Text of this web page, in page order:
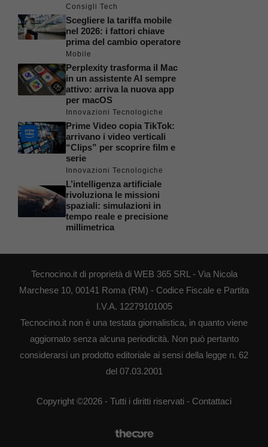
Consigli Tech
Scegliere la tariffa mobile
nel 2026: i fattori chiave
prima del cambio operatore
Mobile
Perplexity trasforma il Mac
in un assistente AI sempre
attivo: arriva la nuova app
per macOS
Innovazioni Tecnologiche
Prime Video copia TikTok:
arrivano i video verticali
“Clips” per scoprire film e
serie
Innovazioni Tecnologiche
L’intelligenza artificiale
rivoluziona le missioni
spaziali: simulazioni in
tempo reale e precisione
millimetrica
Tecnocino.it di proprietà di WEB 365 SRL - Via Nicola
Marchese 10, 00141 Roma (RM) - Codice Fiscale e Partita
I.V.A. 12279101005
Tecnocino.it non è una testata giornalistica, in quanto viene
aggiornato senza alcuna periodicità. Non può pertanto
considerarsi un prodotto editoriale ai sensi della legge n. 62
del 07.03.2001
Copyright ©2026 - Tutti i diritti riservati - Contattaci